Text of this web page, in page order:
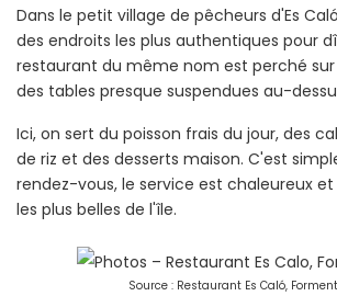
Dans le petit village de pêcheurs d'Es
des endroits les plus authentiques pour
restaurant du même nom est perché sur
des tables presque suspendues au-
Ici, on sert du poisson frais du jour, des
de riz et des desserts maison. C'est
rendez-vous, le service est chaleureux
les plus belles de l'île.
Source : Restaurant Es Caló,